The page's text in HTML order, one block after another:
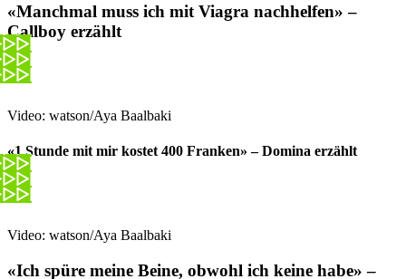
«Manchmal muss ich mit Viagra nachhelfen» –
Callboy erzählt
Video: watson/Aya Baalbaki
«1 Stunde mit mir kostet 400 Franken» – Domina erzählt
Video: watson/Aya Baalbaki
«Ich spüre meine Beine, obwohl ich keine habe» –